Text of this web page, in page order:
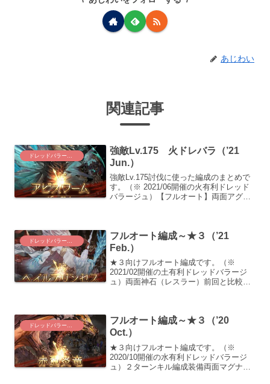
あじわい
関連記事
強敵Lv.175 火ドレバラ（’21
Jun.）
強敵Lv.175討伐に使った編成のまとめで
す。（※ 2021/06開催の火有利ドレッド
バラージュ）【フルオート】両面アグニ
ッサと団内...
フルオート編成～★３（’21
Feb.）
★３向けフルオート編成です。（※
2021/02開催の土有利ドレッドバラージ
ュ）両面神石（レスラー）前回と比較し
応しましたが、今回...
ドレッドバラージュ
フルオート編成～★３（’20
Oct.）
★３向けフルオート編成です。（※
2020/10開催の水有利ドレッドバラージ
ュ）２ターンキル編成装備両面マグナの